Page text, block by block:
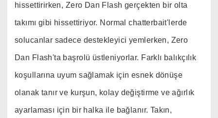
hissettirirken, Zero Dan Flash gerçekten bir olta
takımı gibi hissettiriyor. Normal chatterbait'lerde
solucanlar sadece destekleyici yemlerken, Zero
Dan Flash'ta başrolü üstleniyorlar. Farklı balıkçılık
koşullarına uyum sağlamak için esnek dönüşe
olanak tanır ve kurşun, kolay değiştirme ve ağırlık
ayarlaması için bir halka ile bağlanır. Takın,